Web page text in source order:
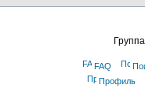
FAQ
Профиль